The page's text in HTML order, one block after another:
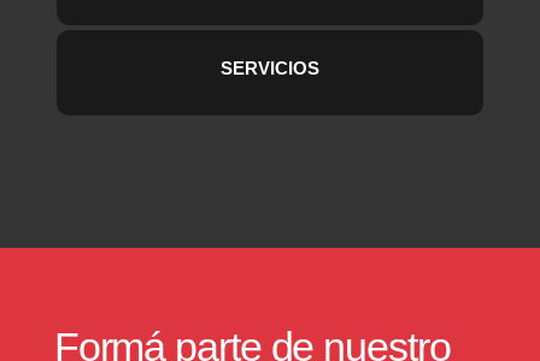
SERVICIOS
Formá parte de nuestro